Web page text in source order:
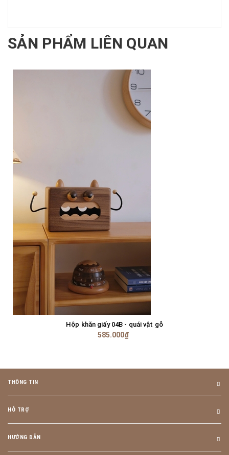
SẢN PHẨM LIÊN QUAN
Hộp khăn giấy 04B - quái vật gỗ
585.000₫
THÔNG TIN
HỖ TRỢ
HƯỚNG DẪN